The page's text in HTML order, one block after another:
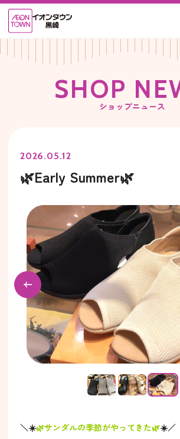
SHOP NE
ショップニュース
2026.05.12
🌿Early Summer🌿
＼☀️🌿サンダルの季節がやってきた🌿☀️／